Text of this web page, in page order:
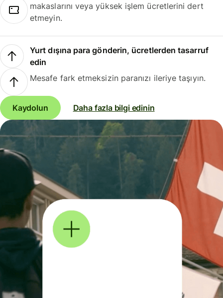
makaslarını veya yüksek işlem ücretlerini dert
etmeyin.
Yurt dışına para gönderin, ücretlerden tasarruf
edin
Mesafe fark etmeksizin paranızı ileriye taşıyın.
Kaydolun Daha fazla bilgi edinin